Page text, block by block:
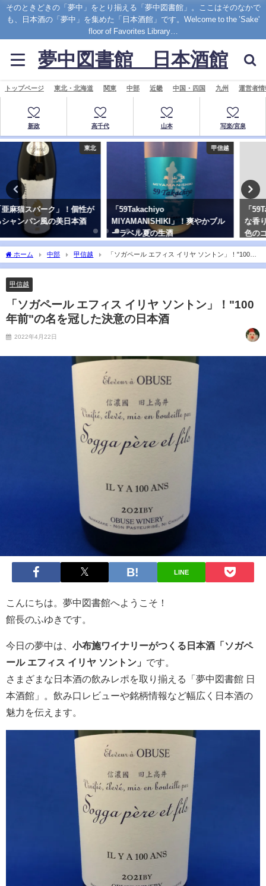
そのときどきの「夢中」をとり揃える「夢中図書館」。ここはそのなかで
も、日本酒の「夢中」を集めた「日本酒館」です。Welcome to the ’Sake'
floor of Favorites Library…
夢中図書館 日本酒館
トップページ 東北・北海道 関東 中部 近畿 中国・四国 九州 運営者情
新政 高千代 山本 写楽/宮泉
「59Takachiyo
MIYAMANISHIKI」！爽やかブル
ーラベル夏の生酒
「59Takachiyo 華吹雪」！華やか
な香りとまろやかな甘み広がる桜
色のゴクタカ
ホーム 中部 甲信越
「ソガペール エフィス イリヤ ソントン」！"100年
前"の名を冠した決意の日本酒
甲信越
「ソガペール エフィス イリヤ ソントン」！"100
年前"の名を冠した決意の日本酒
2022年4月22日
LINE
こんにちは。夢中図書館へようこそ！
館長のふゆきです。
今日の夢中は、 小布施ワイナリーがつくる日本酒「ソガペ
ール エフィス イリヤ ソントン」 です。
さまざまな日本酒の飲みレポを取り揃える「夢中図書館 日
本酒館」。飲み口レビューや銘柄情報など幅広く日本酒の
魅力を伝えます。